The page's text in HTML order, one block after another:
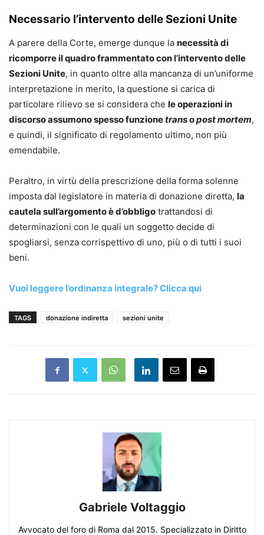
Necessario l’intervento delle Sezioni Unite
A parere della Corte, emerge dunque la necessità di
ricomporre il quadro frammentato con l’intervento delle
Sezioni Unite, in quanto oltre alla mancanza di un’uniforme
interpretazione in merito, la questione si carica di
particolare rilievo se si considera che le operazioni in
discorso assumono spesso funzionetransopost mortem,
e quindi, il significato di regolamento ultimo, non più
emendabile.
Peraltro, in virtù della prescrizione della forma solenne
imposta dal legislatore in materia di donazione diretta, la
cautela sull’argomento è d’obbligo trattandosi di
determinazioni con le quali un soggetto decide di
spogliarsi, senza corrispettivo di uno, più o di tutti i suoi
beni.
Vuoi leggere l’ordinanza integrale? Clicca qui
TAGS donazione indiretta sezioni unite
Gabriele Voltaggio
Avvocato del foro di Roma dal 2015. Specializzato in Diritto